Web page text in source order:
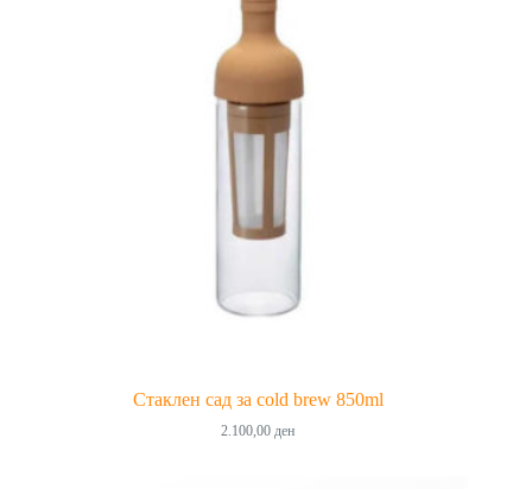
Стаклен сад за cold brew 850ml
2.100,00ден